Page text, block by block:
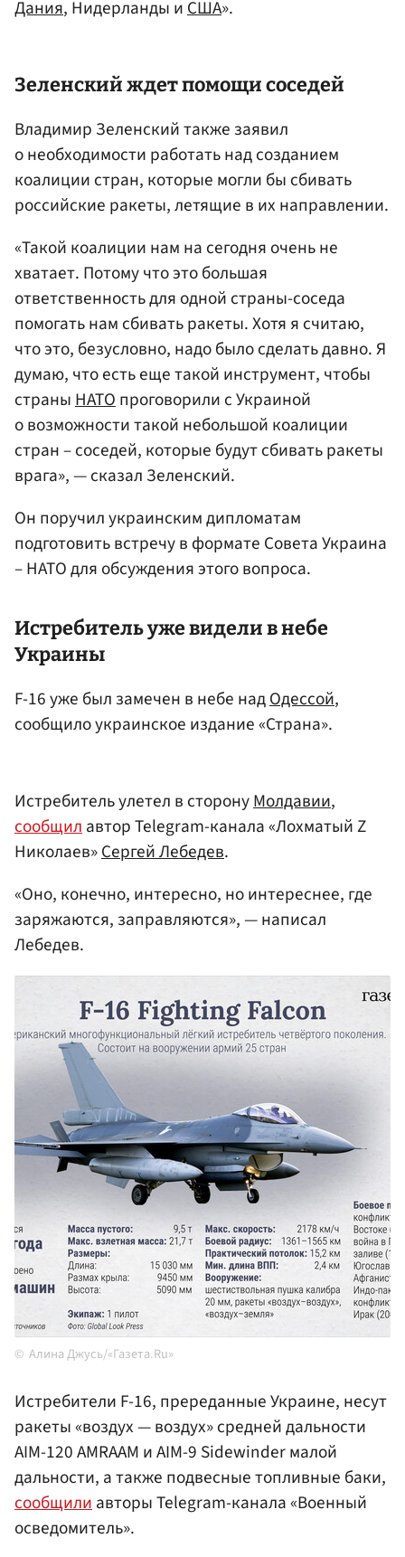
Дания, Нидерланды иСША».
Зеленский ждет помощи соседей
Владимир Зеленский также заявил
о необходимости работать над созданием
коалиции стран, которые могли бы сбивать
российские ракеты, летящие в их направлении.
«Такой коалиции нам на сегодня очень не
хватает. Потому что это большая
ответственность для одной страны-соседа
помогать нам сбивать ракеты. Хотя я считаю,
что это, безусловно, надо было сделать давно. Я
думаю, что есть еще такой инструмент, чтобы
страныНАТОпроговорили с Украиной
о возможности такой небольшой коалиции
стран – соседей, которые будут сбивать ракеты
врага», — сказал Зеленский.
Он поручил украинским дипломатам
подготовить встречу в формате Совета Украина
– НАТО для обсуждения этого вопроса.
Истребитель уже видели в небе
Украины
F-16 уже был замечен в небе надОдессой,
сообщило украинское издание «Страна».
Истребитель улетел в сторонуМолдавии,
сообщилавтор Telegram-канала «Лохматый Z
Николаев»Сергей Лебедев.
«Оно, конечно, интересно, но интереснее, где
заряжаются, заправляются», — написал
Лебедев.
Алина Джусь/«Газета.Ru»
Истребители F-16, пререданные Украине, несут
ракеты «воздух — воздух» средней дальности
AIM-120 AMRAAM и AIM-9 Sidewinder малой
дальности, а также подвесные топливные баки,
сообщилиавторы Telegram-канала «Военный
осведомитель».